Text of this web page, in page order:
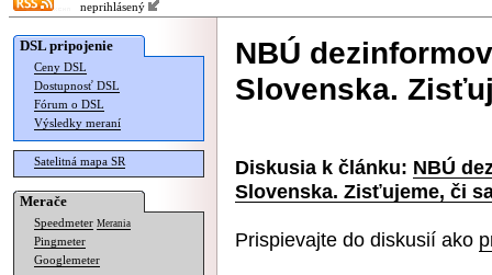
neprihlásený
DSL pripojenie
Ceny DSL
Dostupnosť DSL
Fórum o DSL
Výsledky meraní
Satelitná mapa SR
Merače
Speedmeter Merania
Pingmeter
Googlemeter
NBÚ
Slovenska.
Diskusia k článku: NBÚ
Slovenska. Zisťujeme, či
Prispievajte do diskusií ako